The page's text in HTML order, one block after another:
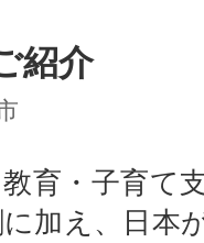
紹介
育・子育て
加え、日本